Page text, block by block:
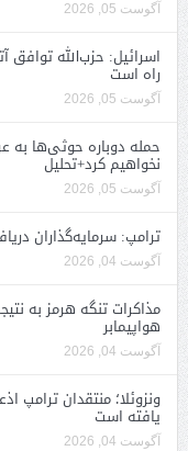
آگوست 05, 2026
اسرائیل: حزب‌الله
راه است
آگوست 05, 2026
حمله دوباره حوثی‌ها به
نخواهیم کرد+تحلیل
آگوست 05, 2026
ترامپ: سرمایه‌گذاران
آگوست 04, 2026
مذاکرات تنگه هرمز به
هواپیمابر
آگوست 04, 2026
ونزوئلا؛ منتقدان
یافته است
آگوست 04, 2026